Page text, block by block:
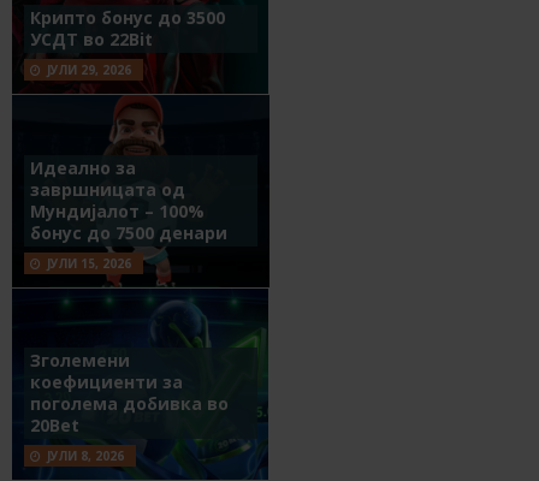
Крипто бонус до 3500
УСДТ во 22Bit
ЈУЛИ 29, 2026
Идеално за
завршницата од
Мундијалот – 100%
бонус до 7500 денари
ЈУЛИ 15, 2026
Зголемени
коефициенти за
поголема добивка во
20Bet
ЈУЛИ 8, 2026